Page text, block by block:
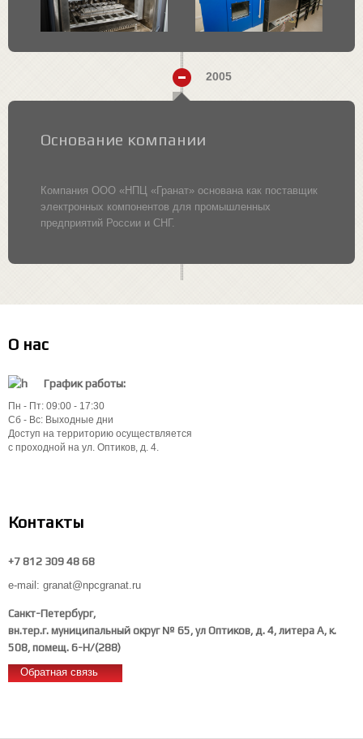
2005
Основание компании
Компания ООО «НПЦ «Гранат» основана как поставщик
электронных компонентов для промышленных
предприятий России и СНГ.
О нас
График работы:
Пн - Пт: 09:00 - 17:30
Сб - Вс: Выходные дни
Доступ на территорию осуществляется
с проходной на ул. Оптиков, д. 4.
Контакты
+7 812 309 48 68
e-mail: granat@npcgranat.ru
Санкт-Петербург,
вн.тер.г. муниципальный округ № 65, ул Оптиков, д. 4, литера А, к.
508, помещ. 6-Н/(288)
Обратная связь